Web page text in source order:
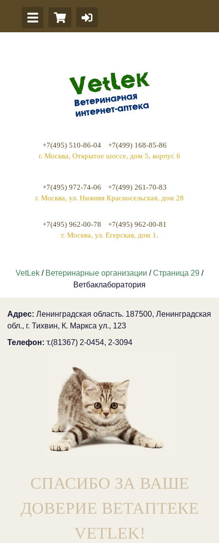
+7(495) 510-86-04
+7(499) 168-85-86
г. Москва, Открытое шоссе, дом 5, корпус 6
+7(495) 972-74-06
+7(499) 261-70-83
г. Москва, ул. Нижняя Красносельская, дом 28
+7(495) 962-00-78
+7(495) 962-00-81
г. Москва, ул. Егерская, дом 1.
VetLek / Ветеринарные организации /Страница 29 /
Ветбаклаборатория
Адрес: Ленинградская область. 187500, Ленинградская
обл., г. Тихвин, К. Маркса ул., 123
Телефон: т.(81367) 2-0454, 2-3094
СПАСИБО ЗА ВАШЕ
ДОВЕРИЕ ВЕТАПТЕКЕ
VETLEK!